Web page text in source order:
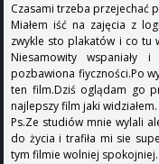
Czasami trzeba przejechać
Miałem iść na zajęcia z
zwykle sto plakatów i co tu
Niesamowity wspaniały
pozbawiona fiyczności.Po
ten film.Dziś oglądam go
najlepszy film jaki widziałem.
Ps.Ze studiów mnie wylali
do życia i trafiła mi sie
tym filmie wolniej spokojniej.